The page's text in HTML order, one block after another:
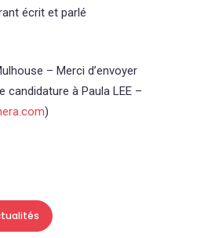
écrit et parlé
– Merci d’envoyer
candidature à Paula LEE –
)